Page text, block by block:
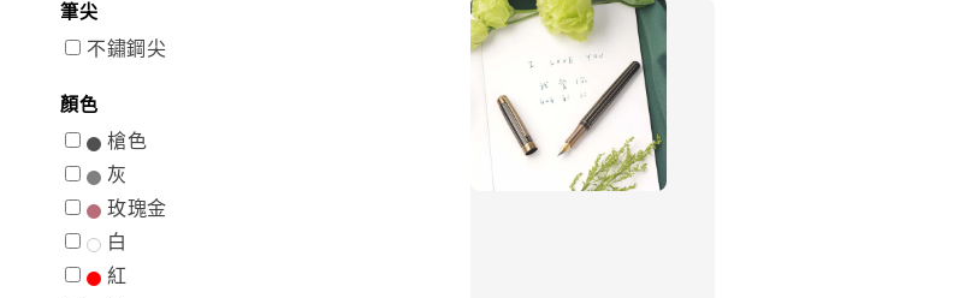
筆尖
不鏽鋼尖
顏色
槍色
灰
玫瑰金
白
紅